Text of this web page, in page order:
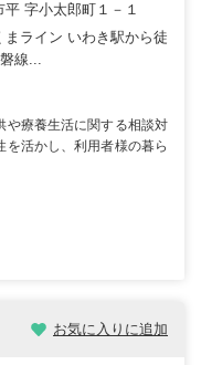
字小太郎町１－１
まライン いわき駅から徒
線...
や療養生活に関する相談対
を活かし、利用者様の暮ら
お気に入りに追加